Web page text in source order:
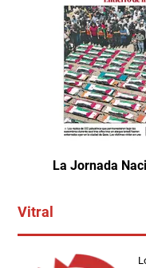
La Jornada
Vitral